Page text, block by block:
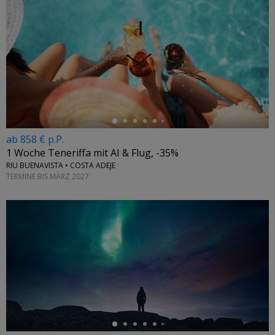
←
ab 858 € p.P.
1 Woche Teneriffa mit AI & Flug, -35%
RIU BUENAVISTA • COSTA ADEJE
TERMINE BIS MÄRZ 2027